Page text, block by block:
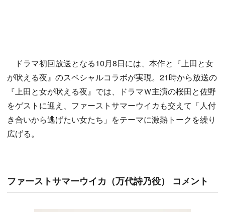
ドラマ初回放送となる10月8日には、本作と『上田と女
が吠える夜』のスペシャルコラボが実現。21時から放送の
『上田と女が吠える夜』では、ドラマＷ主演の桜田と佐野
をゲストに迎え、ファーストサマーウイカも交えて「人付
き合いから逃げたい女たち」をテーマに激熱トークを繰り
広げる。
ファーストサマーウイカ（万代詩乃役） コメント